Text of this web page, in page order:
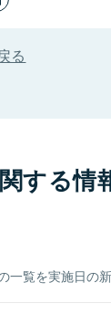
る
する情
覧を実施日の